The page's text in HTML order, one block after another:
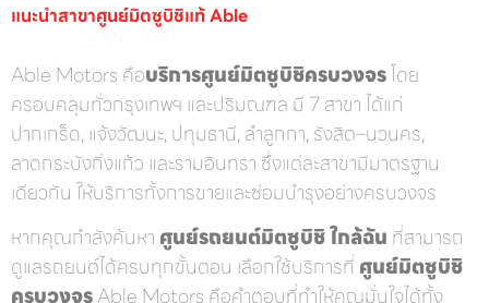
แนะนำสาขาศูนย์มิตซูบิชิแท้ Able
Able Motors คือบริการศูนย์มิตซูบิชิครบวงจรโดย
ครอบคลุมทั่วกรุงเทพฯ และปริมณฑล มี 7 สาขา ได้แก่
ปากเกร็ด, แจ้งวัฒนะ, ปทุมธานี, ลำลูกกา, รังสิต–นวนคร,
ลาดกระบังกิ่งแก้ว และรามอินทรา ซึ่งแต่ละสาขามีมาตรฐาน
เดียวกัน ให้บริการทั้งการขายและซ่อมบำรุงอย่างครบวงจร
หากคุณกำลังค้นหา ศูนย์รถยนต์มิตซูบิชิ ใกล้ฉัน ที่สามารถ
ดูแลรถยนต์ได้ครบทุกขั้นตอน เลือกใช้บริการที่ ศูนย์มิตซูบิชิ
ครบวงจรAble Motors คือคำตอบที่ทำให้คุณมั่นใจได้ทั้ง